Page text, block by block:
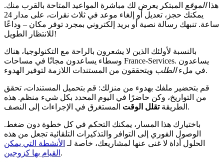
هذاالموقع المبتكر يعرض لك مباشرة المواعيد المتاحة بالقرب منك.
يمكنك حجز، تعديل أو إلغاء موعد في ثلاث نقرات، على مدار 24
ساعة. تنبهك رسالة نصية أو بريد إلكتروني بمجرد توفر مكان – وداعًا
للانتظار الطويل!
بالنسبة لأولئك الذين لا يشعرون بالراحة مع التكنولوجيا، هناك
وسطاء يساعدون مجانًا في مساحات France-Services. يساعدون
في ملءالطلب ويتحققون من المستندات اللازمة لتوفير الهدوء.
قم بتحضير ملفك بهدوء من منزلك: قم بتحميل المستندات، تحقق
من التواريخ، وكن حاضرًا في اليوم المحدد بكل شيء منظم. هذه
الطريقةتقلل الوقت المستغرق في الإجراءات إلى النصف.
باختيارك هذا المسار، يمكنك التحكم في كل خطوة دون ضغط.
الوصول الفوري إلى التوافر والتذكيرات التلقائية تجعل من هذه
الحلول أداة لا غنى عنها لمشاريعك، خاصة لـ الأنشطة التي يمكن
القيام بها كزوجين .